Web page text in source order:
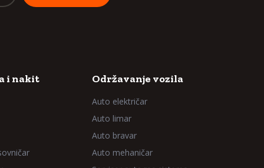
i nakit Održavanje vozila
Auto električar
Auto limar
Auto bravar
Auto mehaničar